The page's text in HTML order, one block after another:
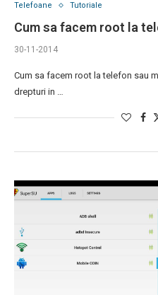
Telefoane Tutoriale
Cum sa facem root la
30-11-2014
Cum sa facem root la telefon sau
drepturi in …